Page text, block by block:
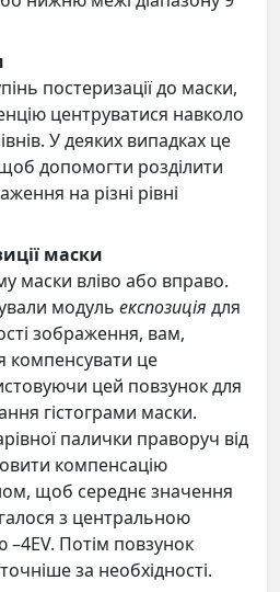
постеризації до маски,
центруватися навколо
У деяких випадках це
допомогти розділити
на різні рівні
маски
маски вліво або вправо.
модуль експозиція для
зображення, вам,
компенсувати це
цей повзунок для
гістограми маски.
палички праворуч від
компенсацію
щоб середнє значення
з центральною
Потім повзунок
за необхідності.